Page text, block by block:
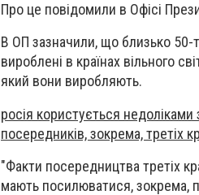
Про це повідомили в Офісі
В ОП зазначили, що близько 50-
вироблені в країнах вільного
який вони виробляють.
росія користується
посередників, зокрема, третіх
"Факти посередництва третіх
мають посилюватися, зокрема,